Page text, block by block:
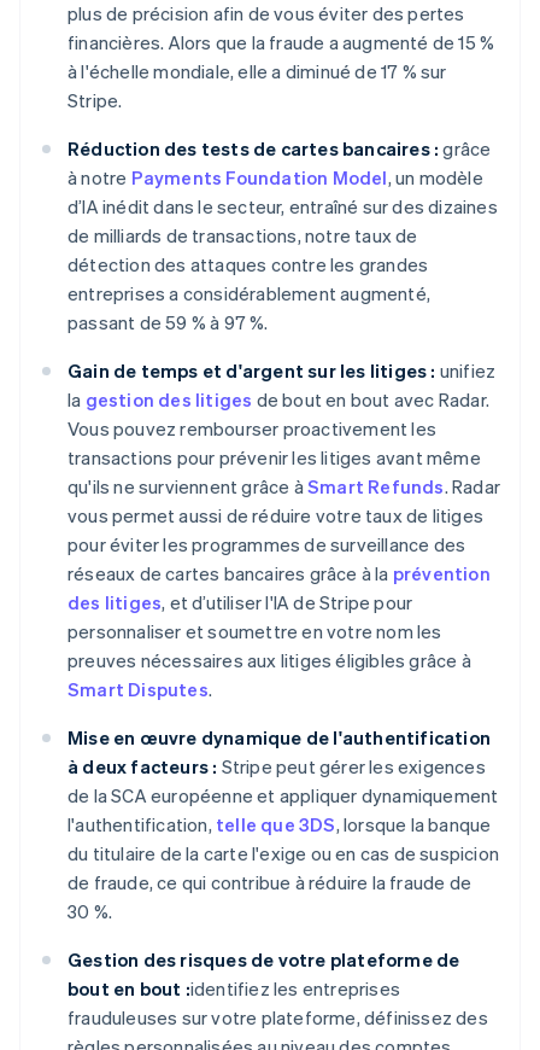
plus de précision afin de vous éviter des pertes
financières. Alors que la fraude a augmenté de 15 %
à l'échelle mondiale, elle a diminué de 17 % sur
Stripe.
Réduction des tests de cartes bancaires : grâce
à notre Payments Foundation Model, un modèle
d’IA inédit dans le secteur, entraîné sur des dizaines
de milliards de transactions, notre taux de
détection des attaques contre les grandes
entreprises a considérablement augmenté,
passant de 59 % à 97 %.
Gain de temps et d'argent sur les litiges : unifiez
la gestion des litiges de bout en bout avec Radar.
Vous pouvez rembourser proactivement les
transactions pour prévenir les litiges avant même
qu'ils ne surviennent grâce àSmart Refunds. Radar
vous permet aussi de réduire votre taux de litiges
pour éviter les programmes de surveillance des
réseaux de cartes bancaires grâce à la prévention
des litiges, et d’utiliser l'IA de Stripe pour
personnaliser et soumettre en votre nom les
preuves nécessaires aux litiges éligibles grâce à
Smart Disputes.
Mise en œuvre dynamique de l'authentification
à deux facteurs : Stripe peut gérer les exigences
de la SCA européenne et appliquer dynamiquement
l'authentification, telle que 3DS, lorsque la banque
du titulaire de la carte l'exige ou en cas de suspicion
de fraude, ce qui contribue à réduire la fraude de
30 %.
Gestion des risques de votre plateforme de
bout en bout :identifiez les entreprises
frauduleuses sur votre plateforme, définissez des
Allemagne
DeutschEnglish
Australie
English
DeutschEnglish
Belgique
NederlandsFrançaisDeutschEnglish
Brésil
Bulgarie
English
EnglishFrançais
Chine continentale
简体中文English
Chypre
English
English Italiano
English
Émirats arabes unis